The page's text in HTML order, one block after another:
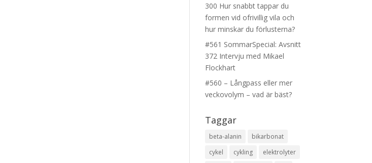
300 Hur snabbt tappar du
formen vid ofrivillig vila och
hur minskar du förlusterna?
#561 SommarSpecial: Avsnitt
372 Intervju med Mikael
Flockhart
#560 – Långpass eller mer
veckovolym – vad är bäst?
Taggar
beta-alanin
bikarbonat
cykel
cykling
elektrolyter